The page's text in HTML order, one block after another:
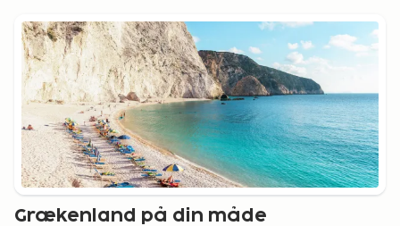
Grækenland på din måde